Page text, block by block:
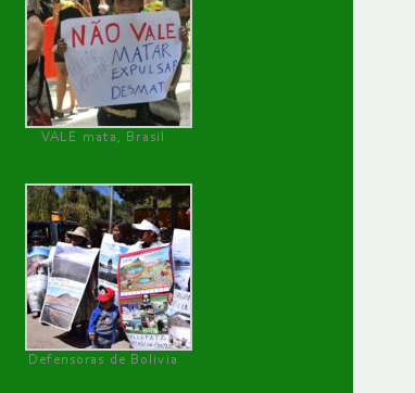
VALE mata, Brasil
Defensoras de Bolivia